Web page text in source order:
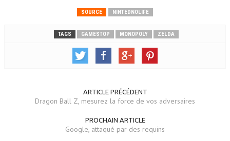
SOURCE NINTEDNOLIFE
TAGS GAMESTOP MONOPOLY ZELDA
ARTICLE PRÉCÉDENT
Dragon Ball Z, mesurez la force de vos adversaires
PROCHAIN ARTICLE
Google, attaqué par des requins